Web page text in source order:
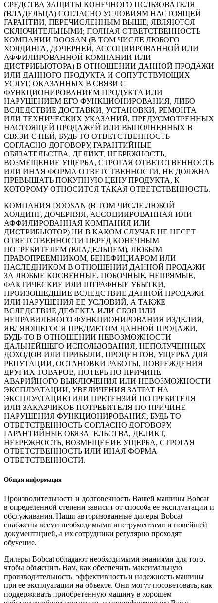
СРЕДСТВА ЗАЩИТЫ КОНЕЧНОГО ПОЛЬЗОВАТЕЛЯ
(ВЛАДЕЛЬЦА) СОГЛАСНО УСЛОВИЯМ НАСТОЯЩЕЙ
ГАРАНТИИ, ПЕРЕЧИСЛЕННЫМ ВЫШЕ, ЯВЛЯЮТСЯ
СКЛЮЧИТЕЛЬНЫМИ; ПОЛНАЯ ОТВЕТСТВЕННОСТЬ
КОМПАНИИ DOOSAN (В ТОМ ЧИСЛЕ ЛЮБОГО
ХОЛДИНГА, ДОЧЕРНЕЙ, АССОЦИИРОВАННОЙ ИЛИ
АФФИЛИРОВАННОЙ КОМПАНИИ ИЛИ
ДИСТРИБЬЮТОРА) В ОТНОШЕНИИ ДАННОЙ ПРОДАЖИ
ИЛИ ДАННОГО ПРОДУКТА И СОПУТСТВУЮЩИХ
УСЛУГ, ОКАЗАННЫХ В СВЯЗИ С
ФУНКЦИОНИРОВАНИЕМ ПРОДУКТА ИЛИ
НАРУШЕНИЕМ ЕГО ФУНКЦИОНИРОВАНИЯ, ЛИБО
ВСЛЕДСТВИЕ ДОСТАВКИ, УСТАНОВКИ, РЕМОНТА
ИЛИ ТЕХНИЧЕСКИХ УКАЗАНИЙ, ПРЕДУСМОТРЕННЫХ
НАСТОЯЩЕЙ ПРОДАЖЕЙ ИЛИ ВЫПОЛНЕННЫХ В
СВЯЗИ С НЕЙ, БУДЬ ТО ОТВЕТСТВЕННОСТЬ
СОГЛАСНО ДОГОВОРУ, ГАРАНТИЙНЫЕ
ОБЯЗАТЕЛЬСТВА, ДЕЛИКТ, НЕБРЕЖНОСТЬ,
ВОЗМЕЩЕНИЕ УЩЕРБА, СТРОГАЯ ОТВЕТСТВЕННОСТЬ
ИЛИ ИНАЯ ФОРМА ОТВЕТСТВЕННОСТИ, НЕ ДОЛЖНА
ПРЕВЫШАТЬ ПОКУПНУЮ ЦЕНУ ПРОДУКТА, К
КОТОРОМУ ОТНОСИТСЯ ТАКАЯ ОТВЕТСТВЕННОСТЬ.
КОМПАНИЯ DOOSAN (В ТОМ ЧИСЛЕ ЛЮБОЙ
ХОЛДИНГ, ДОЧЕРНЯЯ, АССОЦИИРОВАННАЯ ИЛИ
АФФИЛИРОВАННАЯ КОМПАНИЯ ИЛИ
ДИСТРИБЬЮТОР) НИ В КАКОМ СЛУЧАЕ НЕ НЕСЕТ
ОТВЕТСТВЕННОСТИ ПЕРЕД КОНЕЧНЫМ
ПОТРЕБИТЕЛЕМ (ВЛАДЕЛЬЦЕМ), ЛЮБЫМ
ПРАВОПРЕЕМНИКОМ, БЕНЕФИЦИАРОМ ИЛИ
НАСЛЕДНИКОМ В ОТНОШЕНИИ ДАННОЙ ПРОДАЖИ
ЗА ЛЮБЫЕ КОСВЕННЫЕ, ПОБОЧНЫЕ, НЕПРЯМЫЕ,
ФАКТИЧЕСКИЕ ИЛИ ШТРАФНЫЕ УБЫТКИ,
ПРОИЗОШЕДШИЕ ВСЛЕДСТВИЕ ДАННОЙ ПРОДАЖИ
ИЛИ НАРУШЕНИЯ ЕЕ УСЛОВИЙ, А ТАКЖЕ
ВСЛЕДСТВИЕ ДЕФЕКТА ИЛИ СБОЯ ИЛИ
НЕПРАВИЛЬНОГО ФУНКЦИОНИРОВАНИЯ ИЗДЕЛИЯ,
ЯВЛЯЮЩЕГОСЯ ПРЕДМЕТОМ ДАННОЙ ПРОДАЖИ,
БУДЬ ТО В ОТНОШЕНИИ НЕВОЗМОЖНОСТИ
ДАЛЬНЕЙШЕГО ИСПОЛЬЗОВАНИЯ, НЕПОЛУЧЕННЫХ
ДОХОДОВ ИЛИ ПРИБЫЛИ, ПРОЦЕНТОВ, УЩЕРБА ДЛЯ
РЕПУТАЦИИ, ОСТАНОВКИ РАБОТЫ, ПОВРЕЖДЕНИЯ
ДРУГИХ ТОВАРОВ, ПОТЕРЬ ПО ПРИЧИНЕ
АВАРИЙНОГО ВЫКЛЮЧЕНИЯ ИЛИ НЕВОЗМОЖНОСТИ
ЭКСПЛУАТАЦИИ, УВЕЛИЧЕНИЯ ЗАТРАТ НА
ЭКСПЛУАТАЦИЮ ИЛИ ПРЕТЕНЗИЙ ПОТРЕБИТЕЛЯ
ИЛИ ЗАКАЗЧИКОВ ПОТРЕБИТЕЛЯ ПО ПРИЧИНЕ
НАРУШЕНИЯ ФУНКЦИОНИРОВАНИЯ, БУДЬ ТО
ОТВЕТСТВЕННОСТЬ СОГЛАСНО ДОГОВОРУ,
ГАРАНТИЙНЫЕ ОБЯЗАТЕЛЬСТВА, ДЕЛИКТ,
НЕБРЕЖНОСТЬ, ВОЗМЕЩЕНИЕ УЩЕРБА, СТРОГАЯ
ОТВЕТСТВЕННОСТЬ ИЛИ ИНАЯ ФОРМА
ОТВЕТСТВЕННОСТИ.
Общая информация
Производительность и долговечность Вашей машины Bobcat
в определенной степени зависит от способа ее эксплуатации и
обслуживания. Наши авторизованные дилеры Bobcat
снабжены всеми необходимыми инструментами и новейшей
документацией, а их сотрудники регулярно проходят
обучение.
Дилеры Bobcat обладают необходимыми знаниями для того,
чтобы объяснить Вам, как обеспечить максимальную
производительность, эффективность и надежность машины
при ее эксплуатации на объекте. Они могут посоветовать, как
поддерживать приобретенную машину в хорошем